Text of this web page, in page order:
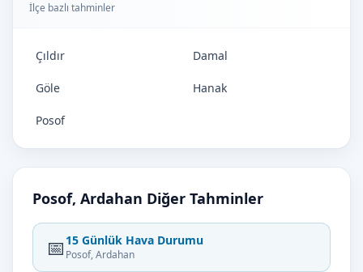
İlçe bazlı tahminler
Çıldır Damal
Göle Hanak
Posof
Posof, Ardahan Diğer Tahminler
📅 15 Günlük Hava Durumu
Posof, Ardahan